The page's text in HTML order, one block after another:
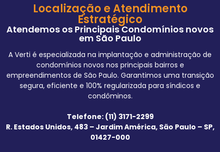
Localização e Atendimento
Estratégico
Atendemos os Principais Condomínios novos
em São Paulo
A Verti é especializada na implantação e administração de
condomínios novos nos principais bairros e
empreendimentos de São Paulo. Garantimos uma transição
segura, eficiente e 100% regularizada para síndicos e
condôminos.
Telefone: (11) 3171-2299
R. Estados Unidos, 483 – Jardim América, São Paulo – SP,
01427-000